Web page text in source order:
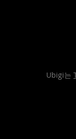
Ubigi는